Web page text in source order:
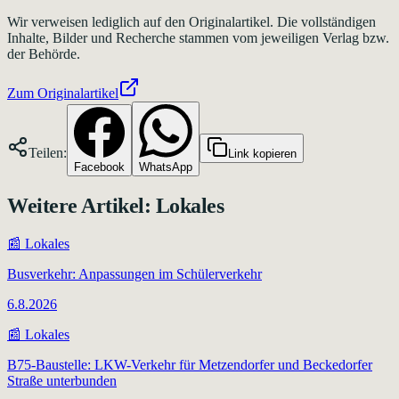
Wir verweisen lediglich auf den Originalartikel. Die vollständigen
Inhalte, Bilder und Recherche stammen vom jeweiligen Verlag bzw.
der Behörde.
Zum Originalartikel
Teilen:
Facebook WhatsApp
Link kopieren
Weitere Artikel: Lokales
📰 Lokales
Busverkehr: Anpassungen im Schülerverkehr
6.8.2026
📰 Lokales
B75-Baustelle: LKW-Verkehr für Metzendorfer und Beckedorfer
Straße unterbunden